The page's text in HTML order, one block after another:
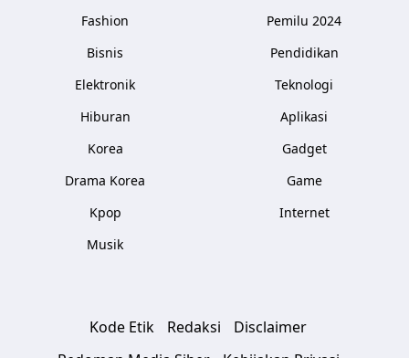
Fashion
Bisnis
Elektronik
Hiburan
Korea
Drama Korea
Kpop
Musik
Pemilu 2024
Pendidikan
Teknologi
Aplikasi
Gadget
Game
Internet
Kode Etik Redaksi
Disclaimer